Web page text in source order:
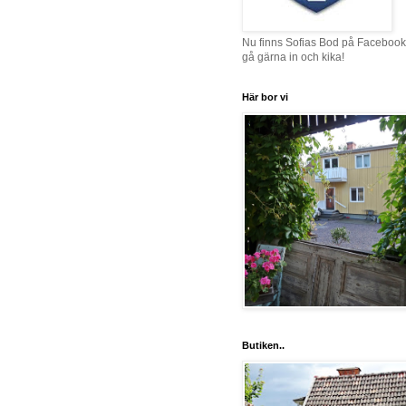
Nu finns Sofias Bod på
gå gärna in och kika!
Här bor vi
Butiken..